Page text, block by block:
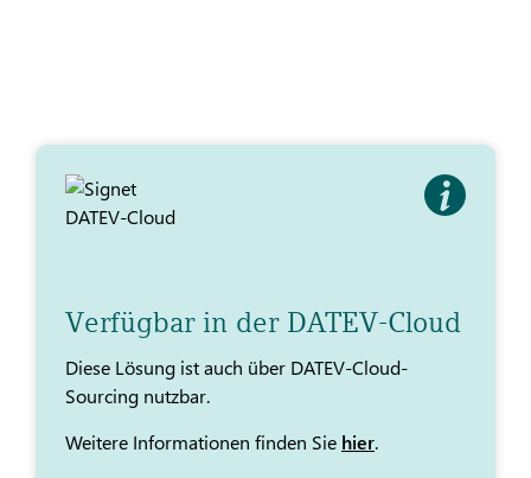
Verfügbar in der DATEV-Cloud
Diese Lösung ist auch über DATEV-Cloud-
Sourcing nutzbar.
Weitere Informationen finden Sie hier.